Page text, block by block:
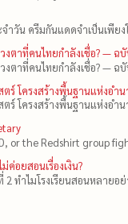
น ครีมกันแดดจำเป็นเพียงใ
ตาที่คนไทยกำลังเชื่อ? — ฉ
ตาที่คนไทยกำลังเชื่อ? — ฉ
ร์ โครงสร้างพื้นฐานแห่งอำ
ร์ โครงสร้างพื้นฐานแห่งอ
or the Redshirt group
ค่อยสอนเรื่องเงิน?
ทำไมโรงเรียนสอนหลายอ